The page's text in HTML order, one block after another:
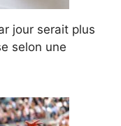
jour serait plus
selon une